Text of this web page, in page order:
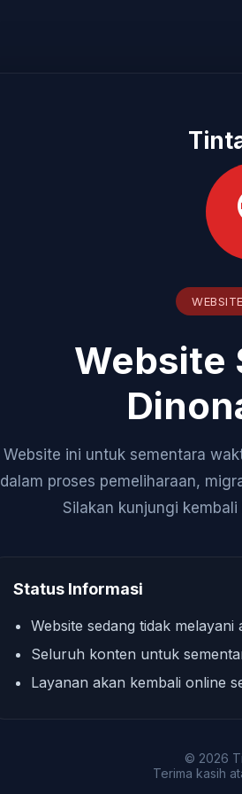
Website
Website ini untuk sementara
dalam proses pemeliharaan,
Silakan kunjungi
Status Informasi
Website sedang tidak melayani
Seluruh konten untuk
Layanan akan kembali online
© 2026
Terima kasih